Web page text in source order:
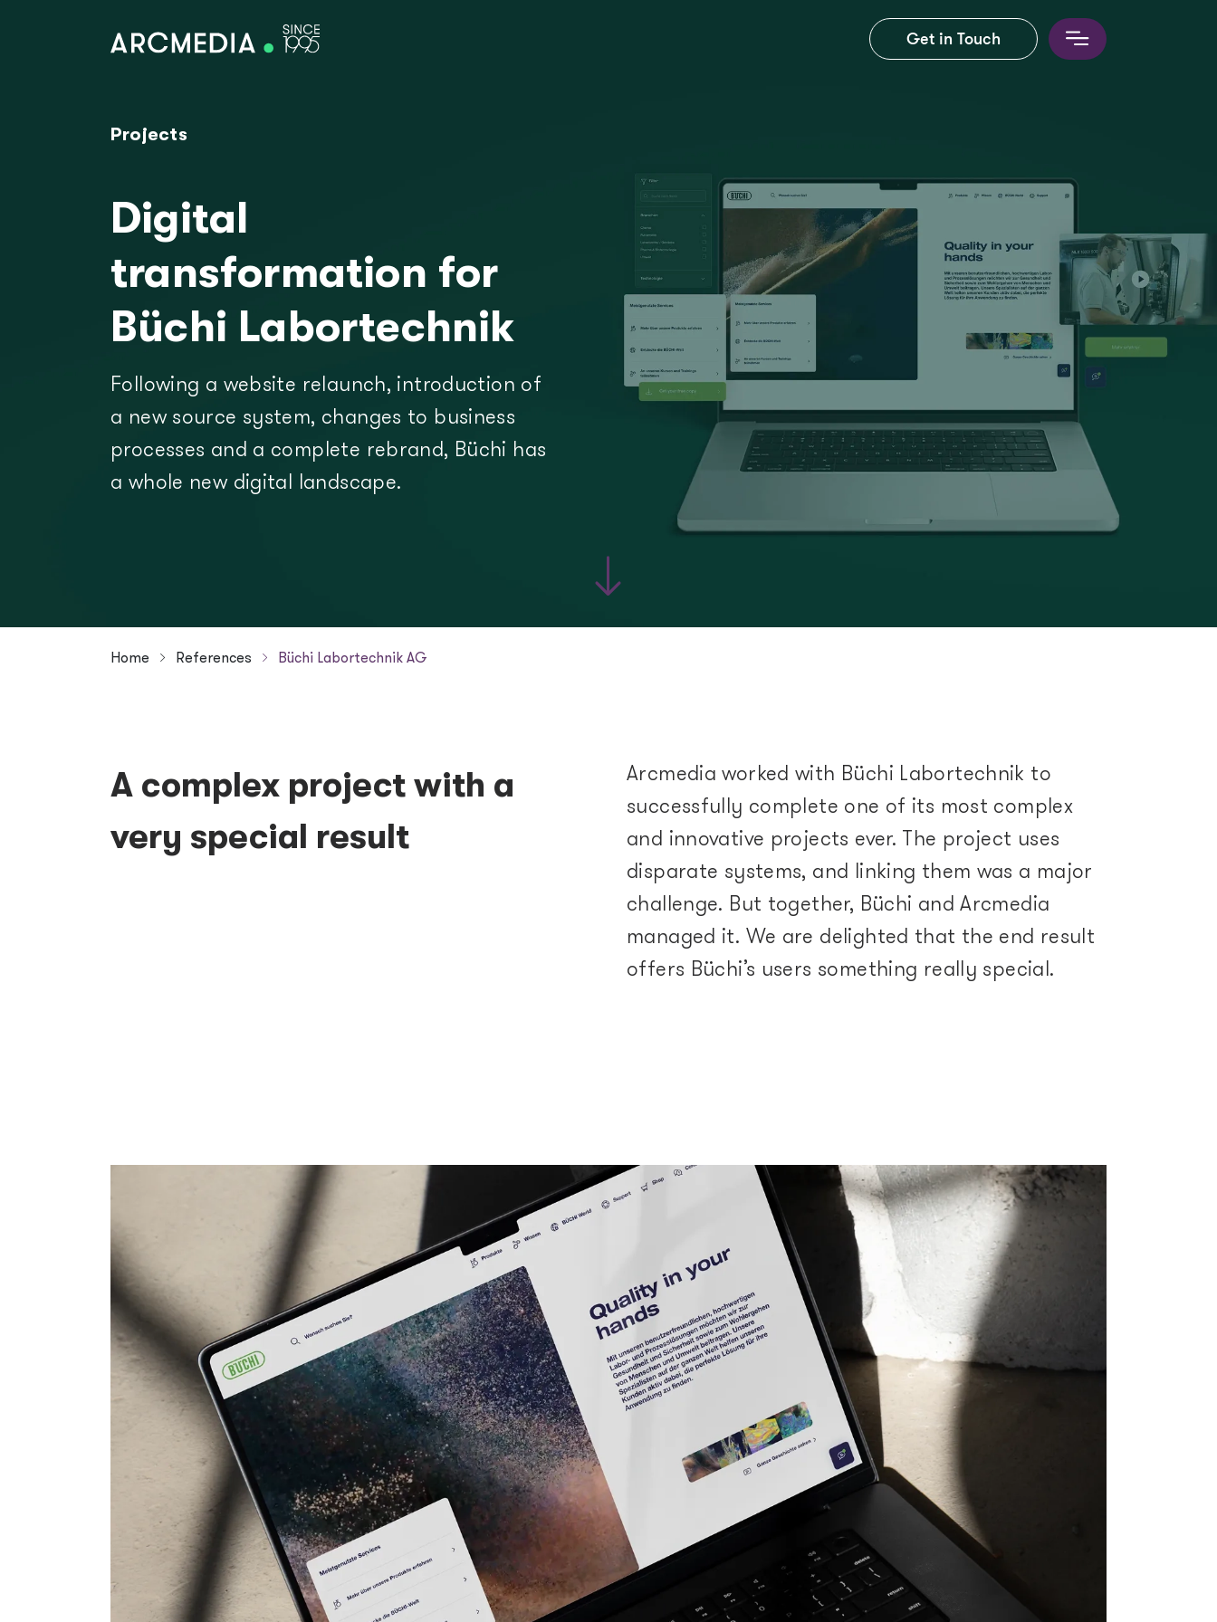
Get in Touch
D E
Main navigation
Digital services Websites & Commerce
User Experience Design
Product information management
Integration Services
AI, Data & Process Management
Digital Marketing
Technologies
References
All about Arcmedia
Blog
Projects
Digital
transformation for
Büchi Labortechnik
Following a website relaunch, introduction of
a new source system, changes to business
processes and a complete rebrand, Büchi has
a whole new digital landscape.
Breadcrumb
Home References Büchi Labortechnik AG
A complex project with a
very special result
Arcmedia worked with Büchi Labortechnik to
successfully complete one of its most complex
and innovative projects ever. The project uses
disparate systems, and linking them was a major
challenge. But together, Büchi and Arcmedia
managed it. We are delighted that the end result
offers Büchi’s users something really special.